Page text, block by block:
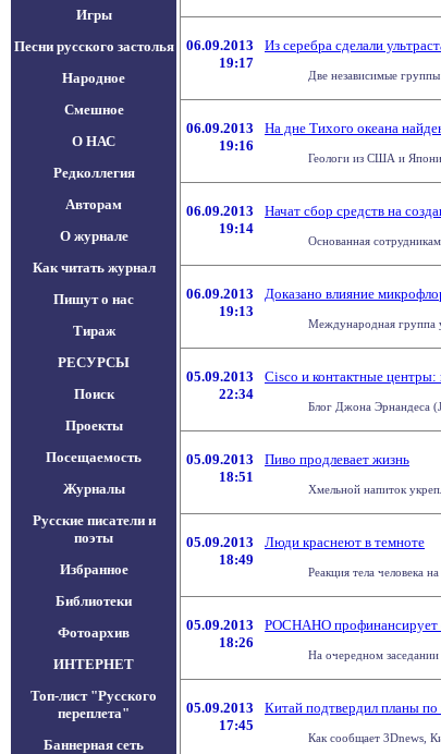
Игры
Песни русского застолья
Народное
Смешное
О НАС
Редколлегия
Авторам
О журнале
Как читать журнал
Пишут о нас
Тираж
РЕСУРСЫ
Поиск
Проекты
Посещаемость
Журналы
Русские писатели и
поэты
Избранное
Библиотеки
Фотоархив
ИНТЕРНЕТ
Топ-лист "Русского
переплета"
Баннерная сеть
06.09.2013
19:17
Из серебра сделали
Две независимые
06.09.2013
19:16
На дне Тихого океана
Геологи из США и
06.09.2013
19:14
Начат сбор средств на
Основанная
06.09.2013
19:13
Доказано влияние
Международная группа
05.09.2013
22:34
Cisco и контактные
Блог Джона Эрнандеса
05.09.2013
18:51
Пиво продлевает жизнь
Хмельной напиток
05.09.2013
18:49
Люди краснеют в темноте
Реакция тела человека
05.09.2013
18:26
РОСНАНО профинансирует
На очередном
05.09.2013
17:45
Китай подтвердил планы по
Как сообщает 3Dnews,